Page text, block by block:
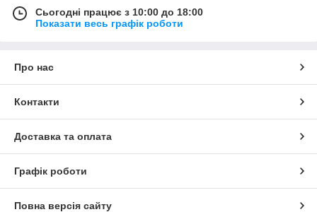
Сьогодні працює з 10:00 до 18:00
Показати весь графік роботи
Про нас
Контакти
Доставка та оплата
Графік роботи
Повна версія сайту